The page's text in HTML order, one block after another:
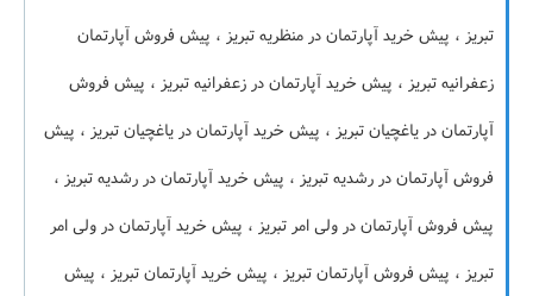
تبریز ، پیش خرید آپارتمان در منظریه تبریز ، پیش فروش آپارتمان
زعفرانیه تبریز ، پیش خرید آپارتمان در زعفرانیه تبریز ، پیش فروش
آپارتمان در یاغچیان تبریز ، پیش خرید آپارتمان در یاغچیان تبریز ، پیش
فروش آپارتمان در رشدیه تبریز ، پیش خرید آپارتمان در رشدیه تبریز ،
پیش فروش آپارتمان در ولی امر تبریز ، پیش خرید آپارتمان در ولی امر
تبریز ، پیش فروش آپارتمان تبریز ، پیش خرید آپارتمان تبریز ، پیش